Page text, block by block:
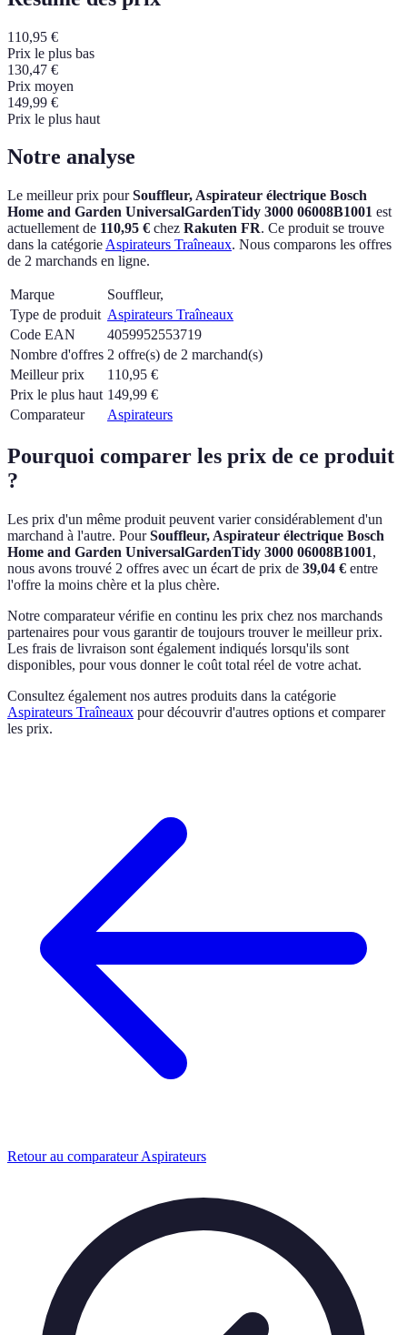
110,95 €
Prix le plus bas
130,47 €
Prix moyen
149,99 €
Prix le plus haut
Notre analyse
Le meilleur prix pourSouffleur, Aspirateur électrique Bosch
Home and Garden UniversalGardenTidy 3000 06008B1001 est
actuellement de 110,95 € chez Rakuten FR. Ce produit se trouve
dans la catégorie Aspirateurs Traîneaux. Nous comparons les offres
de 2 marchands en ligne.
Marque
Souffleur,
Type de produit Aspirateurs Traîneaux
Code EAN
4059952553719
Nombre d'offres 2 offre(s) de 2 marchand(s)
Meilleur prix
110,95 €
Prix le plus haut 149,99 €
Comparateur
Aspirateurs
Pourquoi comparer les prix de ce produit
?
Les prix d'un même produit peuvent varier considérablement d'un
marchand à l'autre. PourSouffleur, Aspirateur électrique Bosch
Home and Garden UniversalGardenTidy 3000 06008B1001,
nous avons trouvé 2 offres avec un écart de prix de 39,04 € entre
l'offre la moins chère et la plus chère.
Notre comparateur vérifie en continu les prix chez nos marchands
partenaires pour vous garantir de toujours trouver le meilleur prix.
Les frais de livraison sont également indiqués lorsqu'ils sont
disponibles, pour vous donner le coût total réel de votre achat.
Consultez également nos autres produits dans la catégorie
Aspirateurs Traîneaux pour découvrir d'autres options et comparer
les prix.
Retour au comparateur Aspirateurs